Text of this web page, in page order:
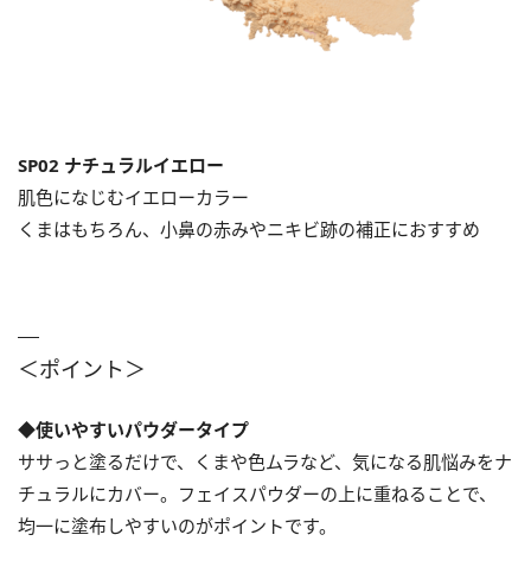
SP02 ナチュラルイエロー
肌色になじむイエローカラー
くまはもちろん、小鼻の赤みやニキビ跡の補正におすすめ
＜ポイント＞
◆使いやすいパウダータイプ
ササっと塗るだけで、くまや色ムラなど、気になる肌悩みをナ
チュラルにカバー。フェイスパウダーの上に重ねることで、
均一に塗布しやすいのがポイントです。